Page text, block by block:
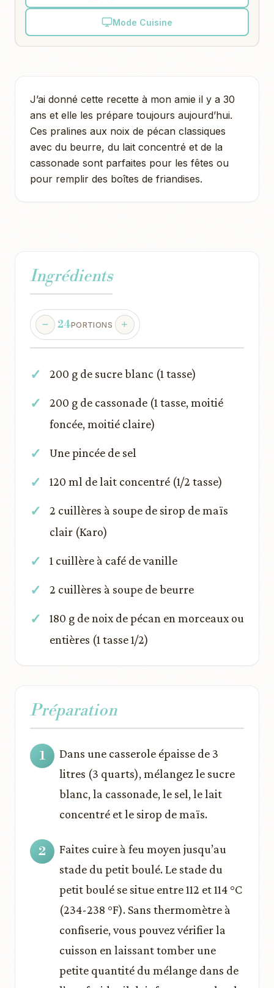
Mode Cuisine
J’ai donné cette recette à mon amie il y a 30
ans et elle les prépare toujours aujourd’hui.
Ces pralines aux noix de pécan classiques
avec du beurre, du lait concentré et de la
cassonade sont parfaites pour les fêtes ou
pour remplir des boîtes de friandises.
Ingrédients
24PORTIONS
200 g de sucre blanc (1 tasse)
200 g de cassonade (1 tasse, moitié
foncée, moitié claire)
Une pincée de sel
120 ml de lait concentré (1/2 tasse)
2 cuillères à soupe de sirop de maïs
clair (Karo)
1 cuillère à café de vanille
2 cuillères à soupe de beurre
180 g de noix de pécan en morceaux ou
entières (1 tasse 1/2)
Préparation
Dans une casserole épaisse de 3
litres (3 quarts), mélangez le sucre
blanc, la cassonade, le sel, le lait
concentré et le sirop de maïs.
Faites cuire à feu moyen jusqu’au
stade du petit boulé. Le stade du
petit boulé se situe entre 112 et 114 °C
(234-238 °F). Sans thermomètre à
confiserie, vous pouvez vérifier la
cuisson en laissant tomber une
petite quantité du mélange dans de